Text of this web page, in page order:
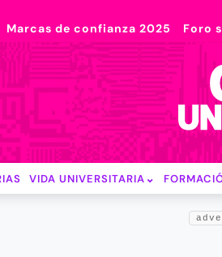
Marcas de confianza 2025 Foro
VIDA UNIVERSITARIA